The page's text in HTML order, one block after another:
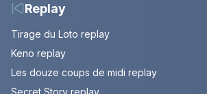
Replay
Tirage du Loto replay
Keno replay
Les douze coups de midi replay
Secret Story replay